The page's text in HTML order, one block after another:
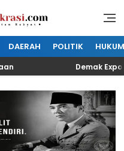
Rakyat
DAERAH POLITIK HUKUM
Demak Expo